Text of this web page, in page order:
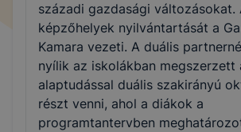
századi gazdasági változásokat.
képzőhelyek nyilvántartását a
Kamara vezeti. A duális
nyílik az iskolákban megszerzett
alaptudással duális szakirányú
részt venni, ahol a diákok a
programtantervben